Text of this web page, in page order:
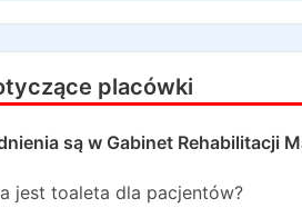
placówki
są w Gabinet Rehabilitacji
jest toaleta dla pacjentów?